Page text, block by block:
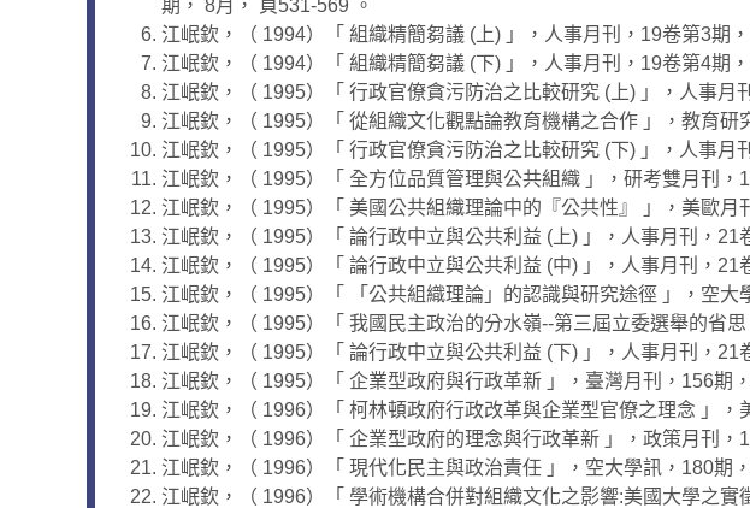
期， 8月， 頁531-569 。
江岷欽，（ 1994）「 組織精簡芻議 (上) 」，人事月刊，19卷第3期
江岷欽，（ 1994）「 組織精簡芻議 (下) 」，人事月刊，19卷第4期
江岷欽，（ 1995）「 行政官僚貪污防治之比較研究 (上) 」，人事月
江岷欽，（ 1995）「 從組織文化觀點論教育機構之合作 」，教育研
江岷欽，（ 1995）「 行政官僚貪污防治之比較研究 (下) 」，人事月
江岷欽，（ 1995）「 全方位品質管理與公共組織 」，研考雙月刊，
江岷欽，（ 1995）「 美國公共組織理論中的『公共性』 」，美歐月
江岷欽，（ 1995）「 論行政中立與公共利益 (上) 」，人事月刊，21
江岷欽，（ 1995）「 論行政中立與公共利益 (中) 」，人事月刊，21
江岷欽，（ 1995）「 「公共組織理論」的認識與研究途徑 」，空大
江岷欽，（ 1995）「 我國民主政治的分水嶺--第三屆立委選舉的省
江岷欽，（ 1995）「 論行政中立與公共利益 (下) 」，人事月刊，21
江岷欽，（ 1995）「 企業型政府與行政革新 」，臺灣月刊，156期
江岷欽，（ 1996）「 柯林頓政府行政改革與企業型官僚之理念 」，
江岷欽，（ 1996）「 企業型政府的理念與行政革新 」，政策月刊，
江岷欽，（ 1996）「 現代化民主與政治責任 」，空大學訊，180期
江岷欽，（ 1996）「 學術機構合併對組織文化之影響:美國大學之